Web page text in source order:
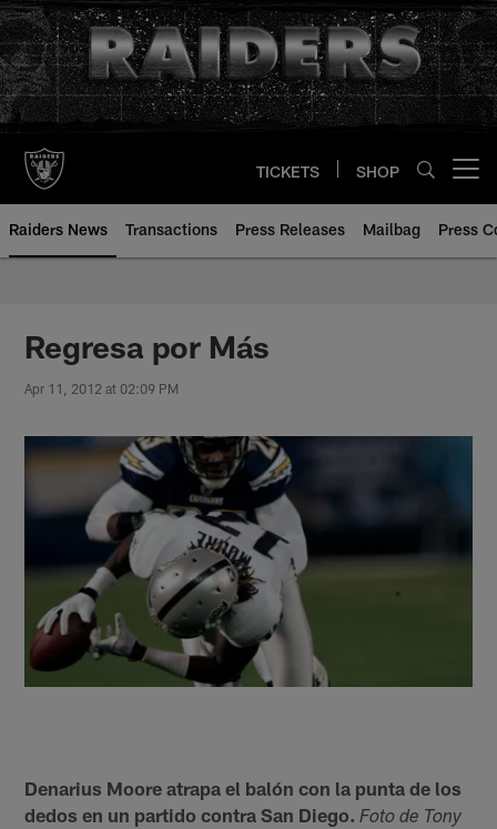
Skip
to
main
content
TICKETS SHOP
Raiders News Transactions Press Releases Mailbag Press
Regresa por Más
Apr 11, 2012 at 02:09 PM
Denarius Moore atrapa el balón con la punta de los
dedos en un partido contra San Diego. Foto de Tony